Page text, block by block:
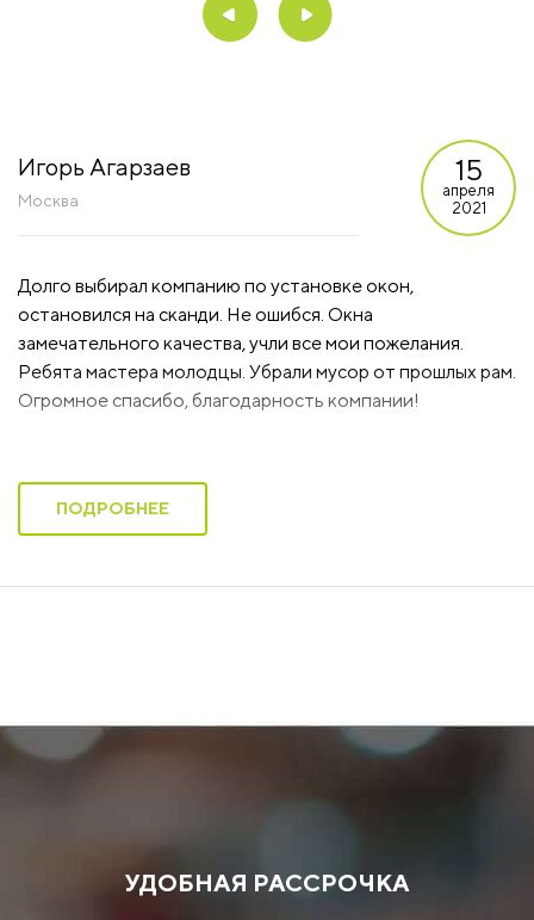
Игорь Агарзаев
Москва
15
апреля
2021
Долго выбирал компанию по установке окон,
остановился на сканди. Не ошибся. Окна
замечательного качества, учли все мои пожелания.
Ребята мастера молодцы. Убрали мусор от прошлых рам.
Огромное спасибо, благодарность компании!
ПОДРОБНЕЕ
Были старые деревянные окна. я решила их поменять. О
последующем установили, абсолютно довольна
монтажной бригадой. Так же меня порадовало то, что
УДОБНАЯ РАССРОЧКА